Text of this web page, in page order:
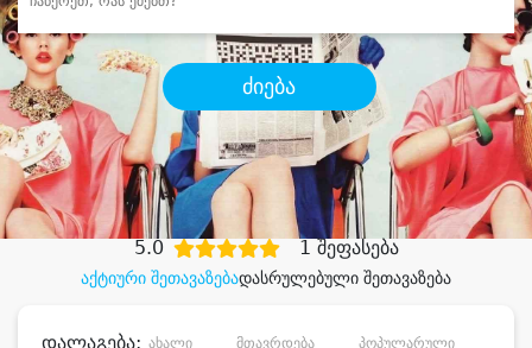
ძიება
შეიძინესასურველი მომსახურება
დიდი დანაზოგით
აქტიური შეთავაზებადასრულებული შეთავაზება
5.0 1 შეფასება
დალაგება: ახალი მთავრდება პოპულარული